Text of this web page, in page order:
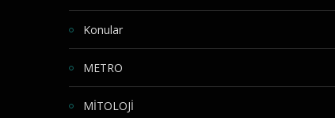
Konular
METRO
MİTOLOJİ